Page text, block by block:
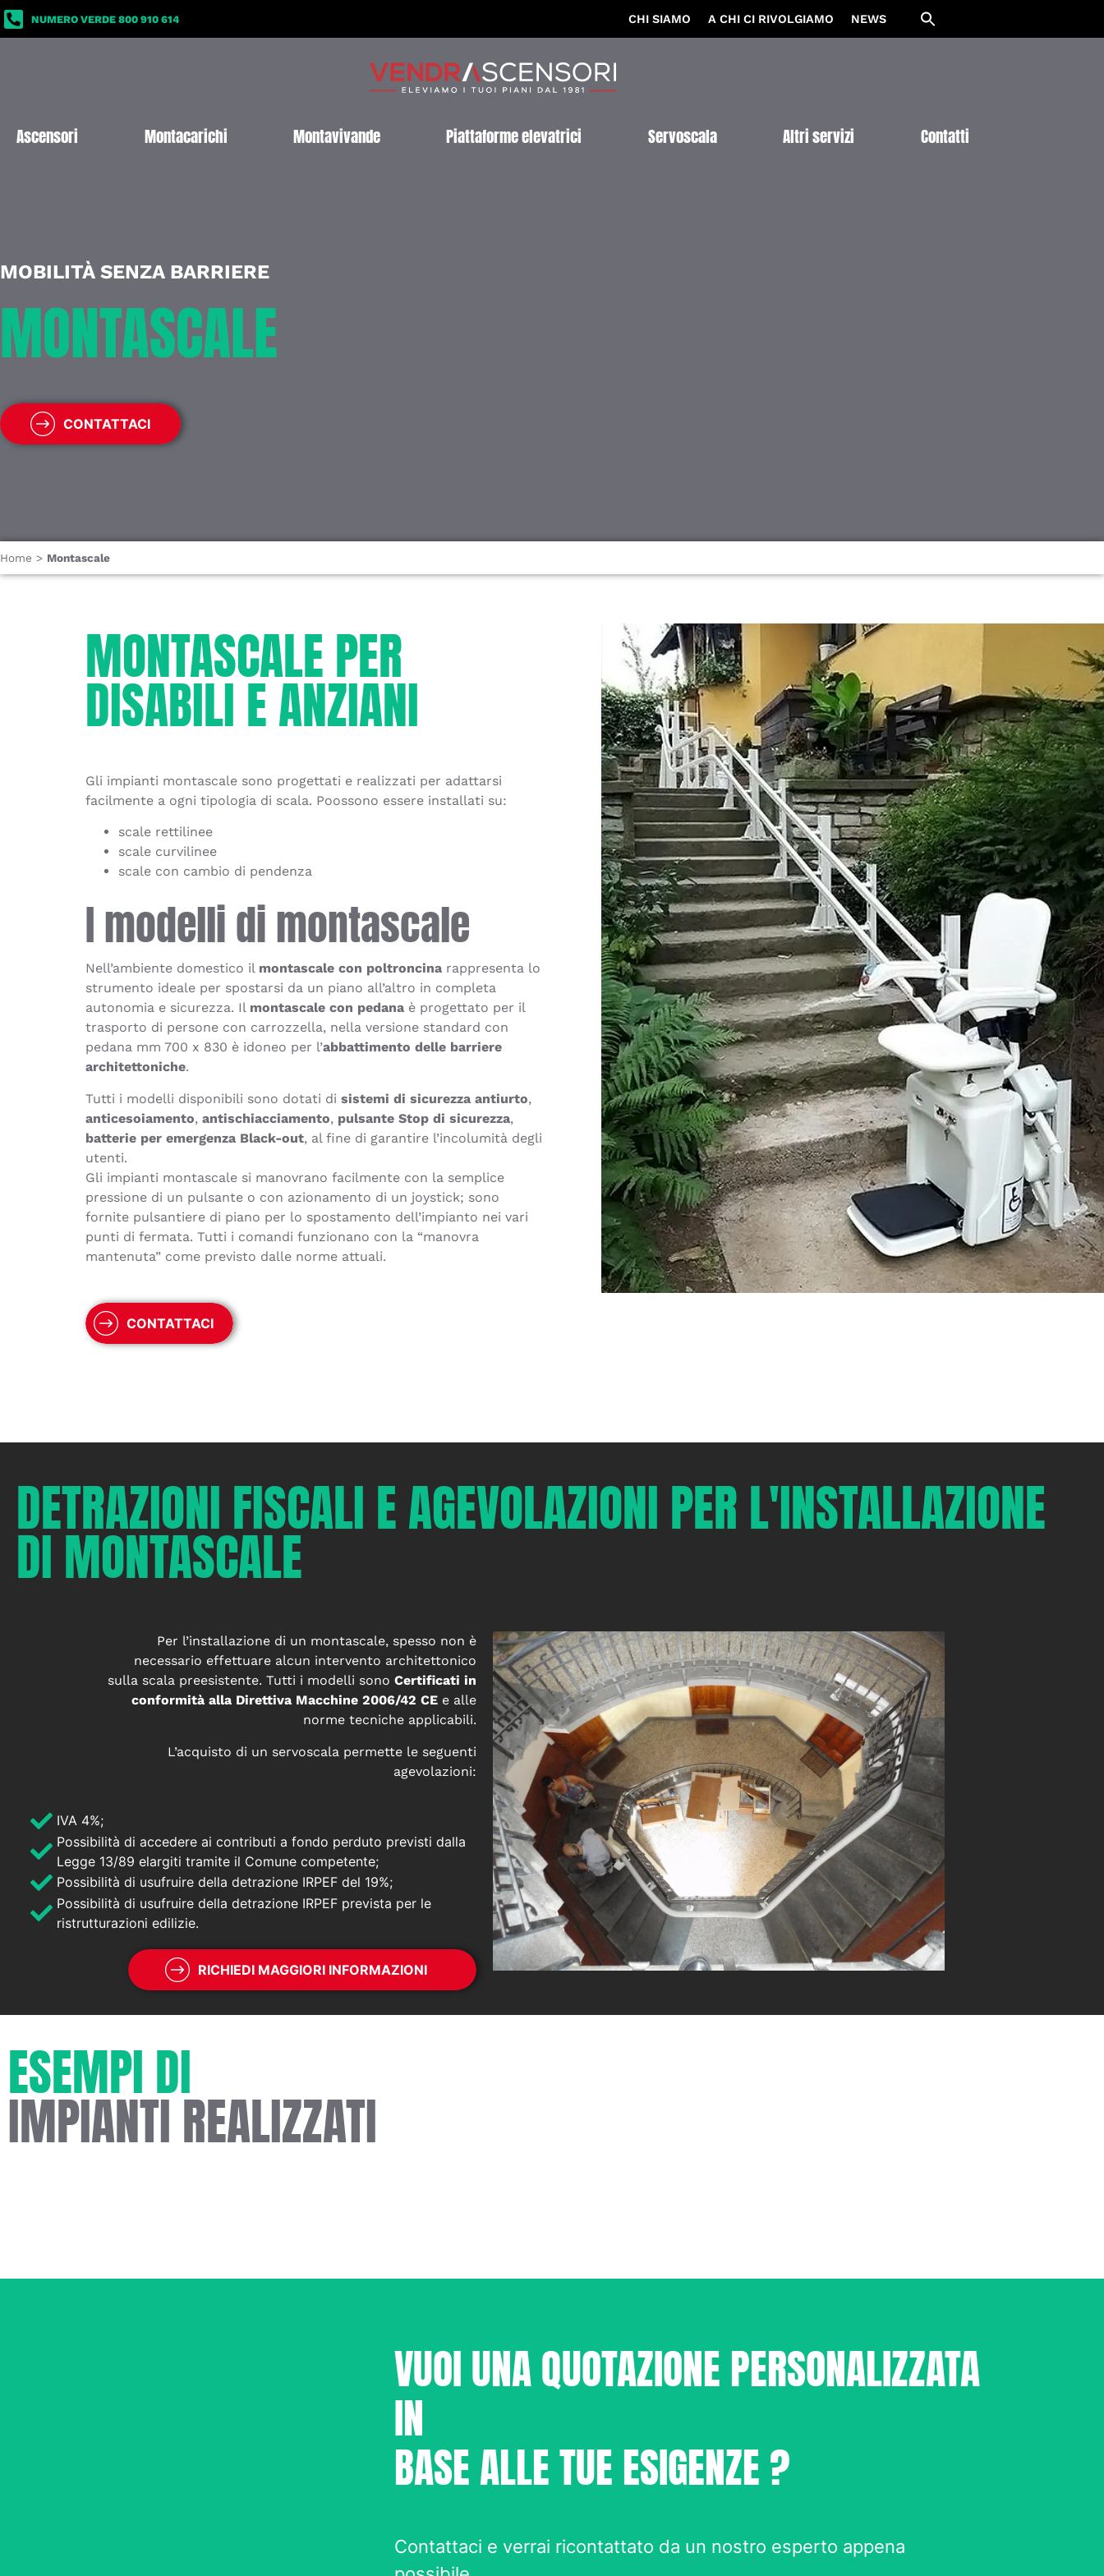
NUMERO VERDE 800 910 614 CHI SIAMO A CHI CI RIVOLGIAMO NEWS
Ascensori Montacarichi Montavivande Piattaforme elevatrici Servoscala Altri servizi Contatti
MOBILITÀ SENZA BARRIERE
MONTASCALE
CONTATTACI
Home > Montascale
MONTASCALE PER
DISABILI E ANZIANI
Gli impianti montascale sono progettati e realizzati per adattarsi
facilmente a ogni tipologia di scala. Poossono essere installati su:
scale rettilinee
scale curvilinee
scale con cambio di pendenza
I modelli di montascale
Nell’ambiente domestico il montascale con poltroncina rappresenta lo
strumento ideale per spostarsi da un piano all’altro in completa
autonomia e sicurezza. Il montascale con pedana è progettato per il
trasporto di persone con carrozzella, nella versione standard con
pedana mm 700 x 830 è idoneo per l’abbattimento delle barriere
architettoniche.
Tutti i modelli disponibili sono dotati disistemi di sicurezza antiurto,
anticesoiamento,antischiacciamento, pulsante Stop di sicurezza,
batterie per emergenza Black-out, al fine di garantire l’incolumità degli
utenti.
Gli impianti montascale si manovrano facilmente con la semplice
pressione di un pulsante o con azionamento di un joystick; sono
fornite pulsantiere di piano per lo spostamento dell’impianto nei vari
punti di fermata. Tutti i comandi funzionano con la “manovra
mantenuta” come previsto dalle norme attuali.
CONTATTACI
DETRAZIONI FISCALI E AGEVOLAZIONI PER L'INSTALLAZIONE
DI MONTASCALE
Per l’installazione di un montascale, spesso non è
necessario effettuare alcun intervento architettonico
sulla scala preesistente. Tutti i modelli sono Certificati in
conformità alla Direttiva Macchine 2006/42 CE e alle
norme tecniche applicabili.
L’acquisto di un servoscala permette le seguenti
agevolazioni:
IVA 4%;
Possibilità di accedere ai contributi a fondo perduto previsti dalla
Legge 13/89 elargiti tramite il Comune competente;
Possibilità di usufruire della detrazione IRPEF del 19%;
Possibilità di usufruire della detrazione IRPEF prevista per le
ristrutturazioni edilizie.
RICHIEDI MAGGIORI INFORMAZIONI
ESEMPI DI
IMPIANTI REALIZZATI
VUOI UNA QUOTAZIONE PERSONALIZZATA
IN
BASE ALLE TUE ESIGENZE ?
Contattaci e verrai ricontattato da un nostro esperto appena